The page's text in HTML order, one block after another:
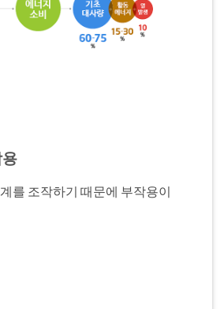
를 조작하기 때문에 부작용이